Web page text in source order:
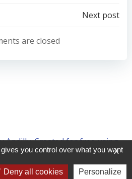
Navigation
de
l’article
Next post
are closed
Andilly. Created for free using
andColibri X
you control over what you want
Deny all cookies Personalize